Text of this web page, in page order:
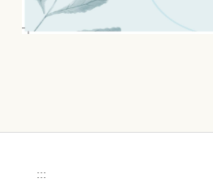
:::